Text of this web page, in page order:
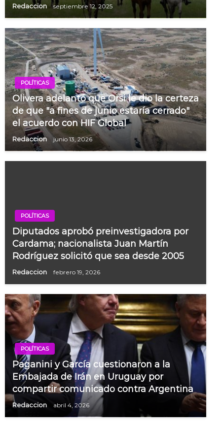
Redaccion septiembre 12, 2025
POLÍTICAS
Olivera adelantó que Orsi le dio la certeza
de que "a fines de junio estaría cerrado"
el acuerdo con HIF Global
Redaccion junio 13, 2026
POLÍTICAS
Diputados aprobó preinvestigadora por
Cardama; nacionalista Juan Martín
Rodríguez solicitó que sea desde 2005
Redaccion febrero 19, 2026
POLÍTICAS
Paganini y García cuestionaron a la
Embajada de Irán en Uruguay por
compartir comunicado contra Argentina
Redaccion abril 4, 2026